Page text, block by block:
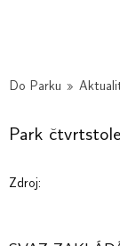
Do Parku »
Park
Zdroj: